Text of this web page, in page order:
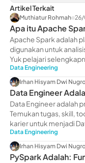
Artikel Terkait
Muthiatur Rohmah
Apa itu Apache
Kerjanya
Apache Spark adalah
digunakan untuk
Yuk pelajari
Data Engineering
Irhan Hisyam Dwi
Data Engineer
Kerja
Data Engineer adalah
Temukan tugas, skill,
karier untuk menjadi
Data Engineering
Irhan Hisyam Dwi
PySpark Adalah: